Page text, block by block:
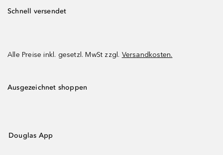
Schnell versendet
Alle Preise inkl. gesetzl. MwSt zzgl. Versandkosten.
Ausgezeichnet shoppen
Douglas App